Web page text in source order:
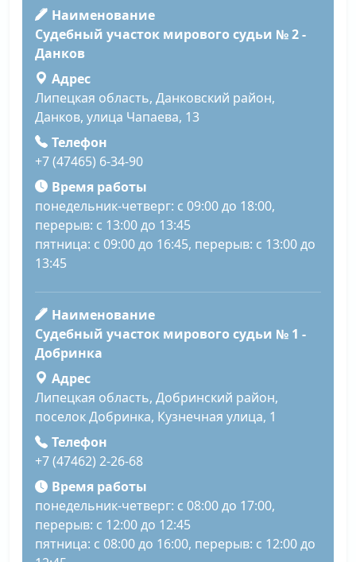
Наименование
Судебный участок мирового судьи № 2 -
Данков
Адрес
Липецкая область, Данковский район,
Данков, улица Чапаева, 13
Телефон
+7 (47465) 6-34-90
Время работы
понедельник-четверг: с 09:00 до 18:00,
перерыв: с 13:00 до 13:45
пятница: с 09:00 до 16:45, перерыв: с 13:00 до
13:45
Наименование
Судебный участок мирового судьи № 1 -
Добринка
Адрес
Липецкая область, Добринский район,
поселок Добринка, Кузнечная улица, 1
Телефон
+7 (47462) 2-26-68
Время работы
понедельник-четверг: с 08:00 до 17:00,
перерыв: с 12:00 до 12:45
пятница: с 08:00 до 16:00, перерыв: с 12:00 до